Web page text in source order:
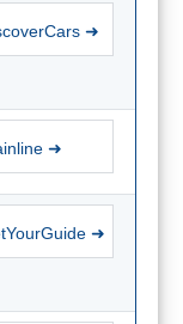
➜
➜
➜